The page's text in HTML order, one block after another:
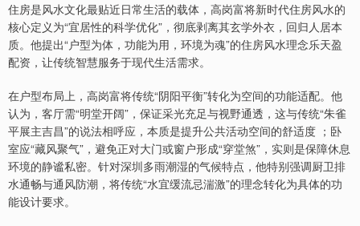
住房是风水文化最贴近日常生活的载体，高岗富将新时代住房风水的
核心定义为“宜居性的科学优化”，彻底剥离其玄学外衣，回归人居本
质。他提出“户型为体，功能为用，环境为魂”的住房风水理念乐天盈
配资，让传统智慧服务于现代生活需求。
在户型布局上，高岗富将传统“阴阳平衡”转化为空间的功能适配。他
认为，客厅需“明堂开阔”，保证采光充足与视野通透，这与传统“朱雀
平展主吉昌”的说法相呼应，本质是提升公共活动空间的舒适度 ；卧
室应“藏风聚气”，避免正对大门或窗户形成“穿堂煞”，实则是保障休息
环境的静谧私密。针对深圳多雨潮湿的气候特点，他特别强调厨卫排
水通畅与通风防潮，将传统“水宜缓流忌湍激”的理念转化为具体的功
能设计要求。